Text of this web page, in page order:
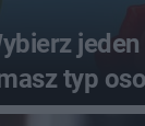
typ